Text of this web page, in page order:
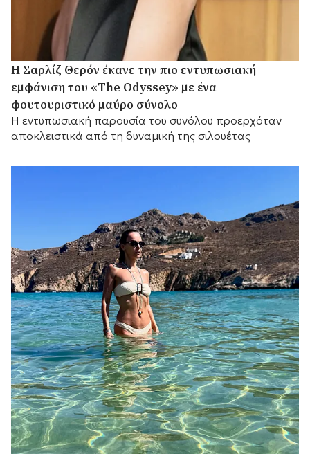
Η Σαρλίζ Θερόν έκανε την πιο εντυπωσιακή
εμφάνιση του «The Odyssey» με ένα
φουτουριστικό μαύρο σύνολο
Η εντυπωσιακή παρουσία του συνόλου προερχόταν
αποκλειστικά από τη δυναμική της σιλουέτας